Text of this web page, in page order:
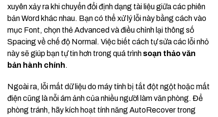
xuyên xảy ra khi chuyển đổi định dạng tài liệu giữa các phiên
bản Word khác nhau. Bạn có thể xử lý lỗi này bằng cách vào
mục Font, chọn thẻ Advanced và điều chỉnh lại thông số
Spacing về chế độ Normal. Việc biết cách tự sửa các lỗi nhỏ
này sẽ giúp bạn tự tin hơn trong quá trìnhsoạn thảo văn
bản hành chính.
Ngoài ra, lỗi mất dữ liệu do máy tính bị tắt đột ngột hoặc mất
điện cũng là nỗi ám ảnh của nhiều người làm văn phòng. Để
phòng tránh, hãy kích hoạt tính năng AutoRecover trong